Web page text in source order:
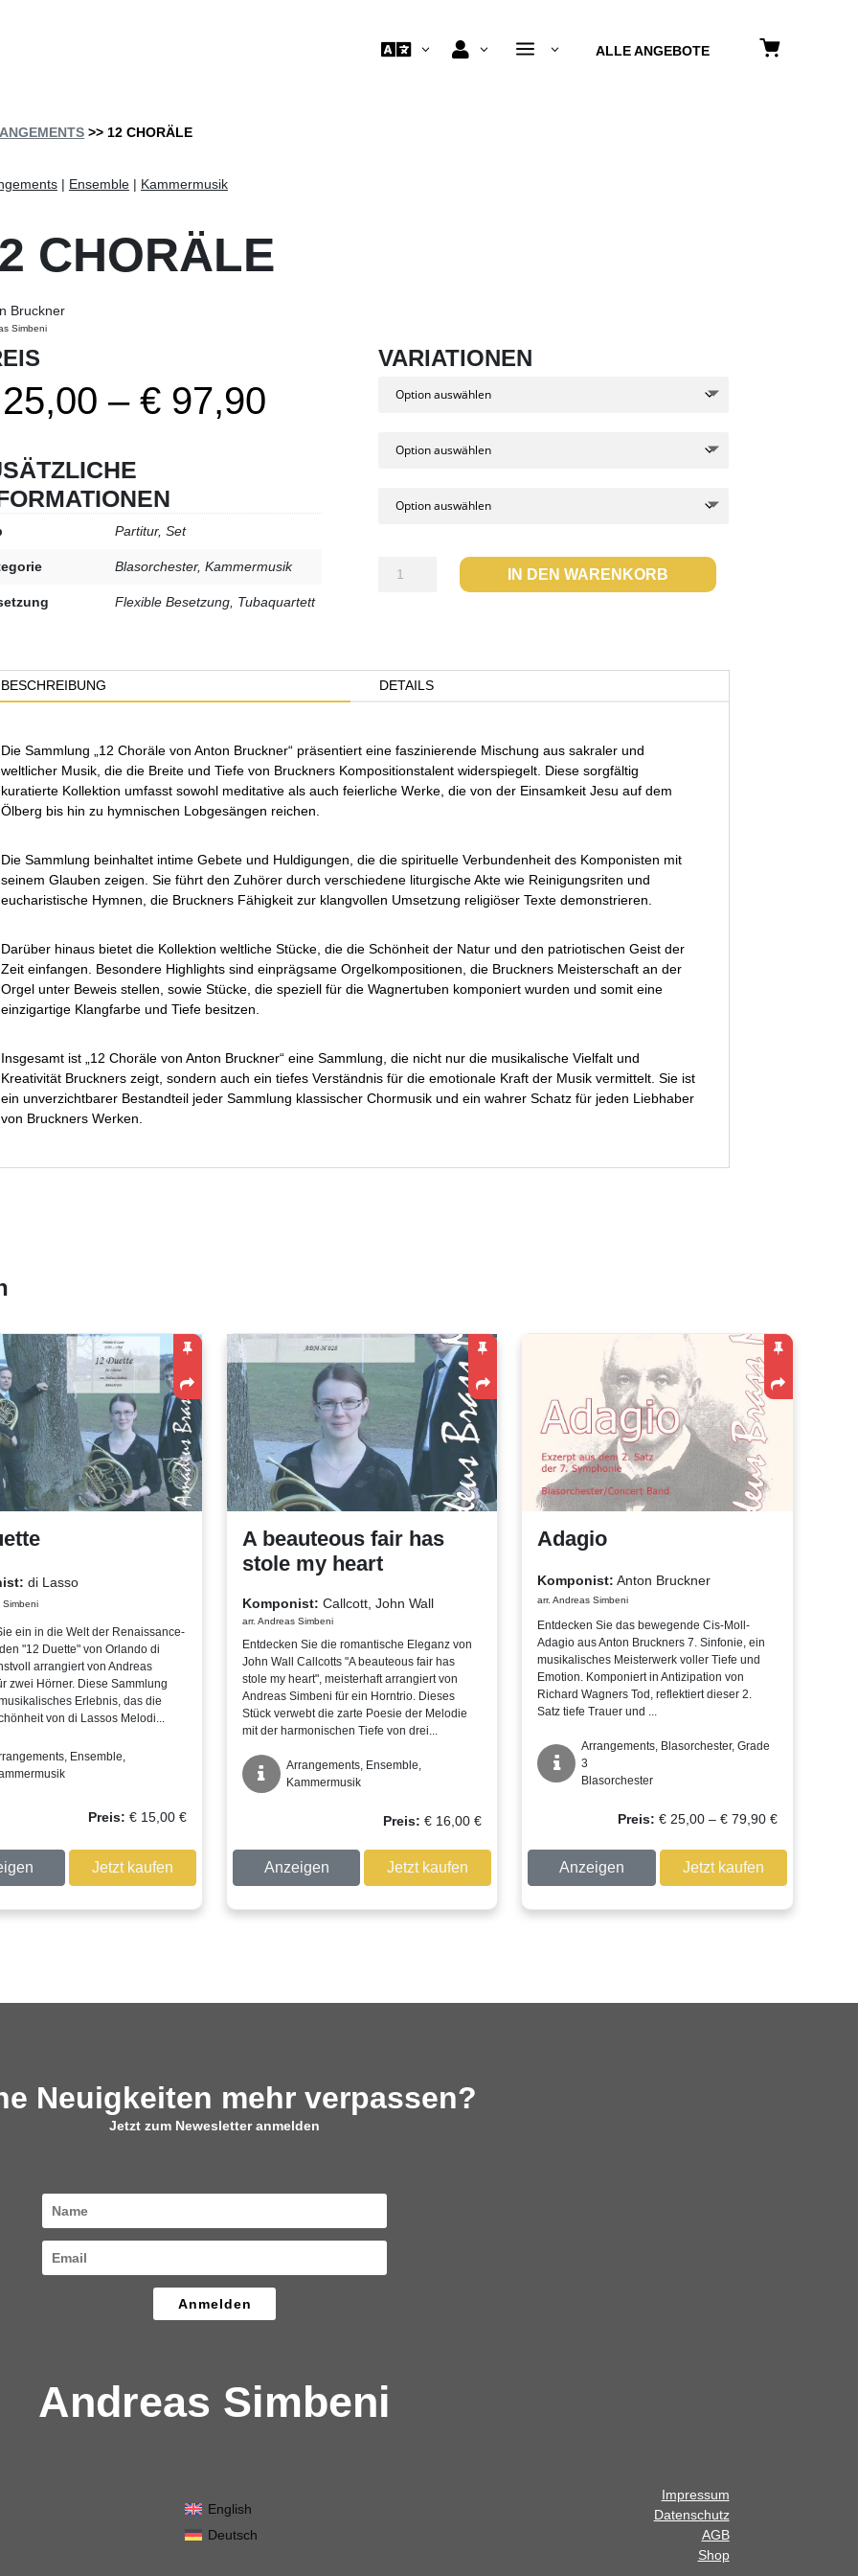
 3  3 a 3 ALLE ANGEBOTE
>> 12 CHORÄLE
| Ensemble| Kammermusik
CHORÄLE
Bruckner
Simbeni
– €97,90Preisspanne:
bis
€ 97,90
Partitur, Set
Blasorchester, Kammermusik
Flexible Besetzung, Tubaquartett
VARIATIONEN
IN DEN WARENKORB
BESCHREIBUNG DETAILS
Die Sammlung „12 Choräle von Anton Bruckner“ präsentiert eine faszinierende Mischung aus sakraler und
weltlicher Musik, die die Breite und Tiefe von Bruckners Kompositionstalent widerspiegelt. Diese sorgfältig
kuratierte Kollektion umfasst sowohl meditative als auch feierliche Werke, die von der Einsamkeit Jesu auf dem
Ölberg bis hin zu hymnischen Lobgesängen reichen.
Die Sammlung beinhaltet intime Gebete und Huldigungen, die die spirituelle Verbundenheit des Komponisten mit
seinem Glauben zeigen. Sie führt den Zuhörer durch verschiedene liturgische Akte wie Reinigungsriten und
eucharistische Hymnen, die Bruckners Fähigkeit zur klangvollen Umsetzung religiöser Texte demonstrieren.
Darüber hinaus bietet die Kollektion weltliche Stücke, die die Schönheit der Natur und den patriotischen Geist der
Zeit einfangen. Besondere Highlights sind einprägsame Orgelkompositionen, die Bruckners Meisterschaft an der
Orgel unter Beweis stellen, sowie Stücke, die speziell für die Wagnertuben komponiert wurden und somit eine
einzigartige Klangfarbe und Tiefe besitzen.
Insgesamt ist „12 Choräle von Anton Bruckner“ eine Sammlung, die nicht nur die musikalische Vielfalt und
Kreativität Bruckners zeigt, sondern auch ein tiefes Verständnis für die emotionale Kraft der Musik vermittelt. Sie ist
ein unverzichtbarer Bestandteil jeder Sammlung klassischer Chormusik und ein wahrer Schatz für jeden Liebhaber
von Bruckners Werken.
di Lasso
Simbeni
ein in die Welt der Renaissance-
"12 Duette" von Orlando di
arrangiert von Andreas
zwei Hörner. Diese Sammlung
Erlebnis, das die
von di Lassos Melodi...
Ensemble,
Preis: €15,00€
Jetzt kaufen
A beauteous fair has
stole my heart
Komponist: Callcott, John Wall
arr. Andreas Simbeni
Entdecken Sie die romantische Eleganz von
John Wall Callcotts "A beauteous fair has
stole my heart", meisterhaft arrangiert von
Andreas Simbeni für ein Horntrio. Dieses
Stück verwebt die zarte Poesie der Melodie
mit der harmonischen Tiefe von drei...
Arrangements, Ensemble,
Kammermusik
Preis: € 16,00 €
Anzeigen Jetzt kaufen
Adagio
Komponist: Anton Bruckner
arr. Andreas Simbeni
Entdecken Sie das bewegende Cis-Moll-
Adagio aus Anton Bruckners 7. Sinfonie, ein
musikalisches Meisterwerk voller Tiefe und
Emotion. Komponiert in Antizipation von
Richard Wagners Tod, reflektiert dieser 2.
Satz tiefe Trauer und ...
Arrangements, Blasorchester, Grade
3
Blasorchester
Preis: €25,00 – €79,90Preisspanne:
€
Anzeigen Jetzt kaufen
Neuigkeiten mehr verpassen?
Jetzt zum Newesletter anmelden
Anmelden
Andreas Simbeni
English
Deutsch
Impressum
Datenschutz
AGB
Shop